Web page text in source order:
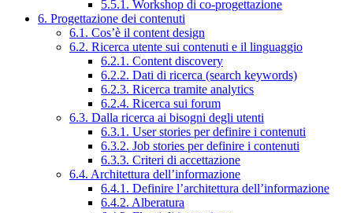
5.5.1. Workshop di co-progettazione
6. Progettazione dei contenuti
6.1. Cos’è il content design
6.2. Ricerca utente sui contenuti e il linguaggio
6.2.1. Content discovery
6.2.2. Dati di ricerca (search keywords)
6.2.3. Ricerca tramite analytics
6.2.4. Ricerca sui forum
6.3. Dalla ricerca ai bisogni degli utenti
6.3.1. User stories per definire i contenuti
6.3.2. Job stories per definire i contenuti
6.3.3. Criteri di accettazione
6.4. Architettura dell’informazione
6.4.1. Definire l’architettura dell’informazione
6.4.2. Alberatura